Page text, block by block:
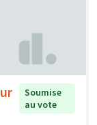
Soumise
au vote